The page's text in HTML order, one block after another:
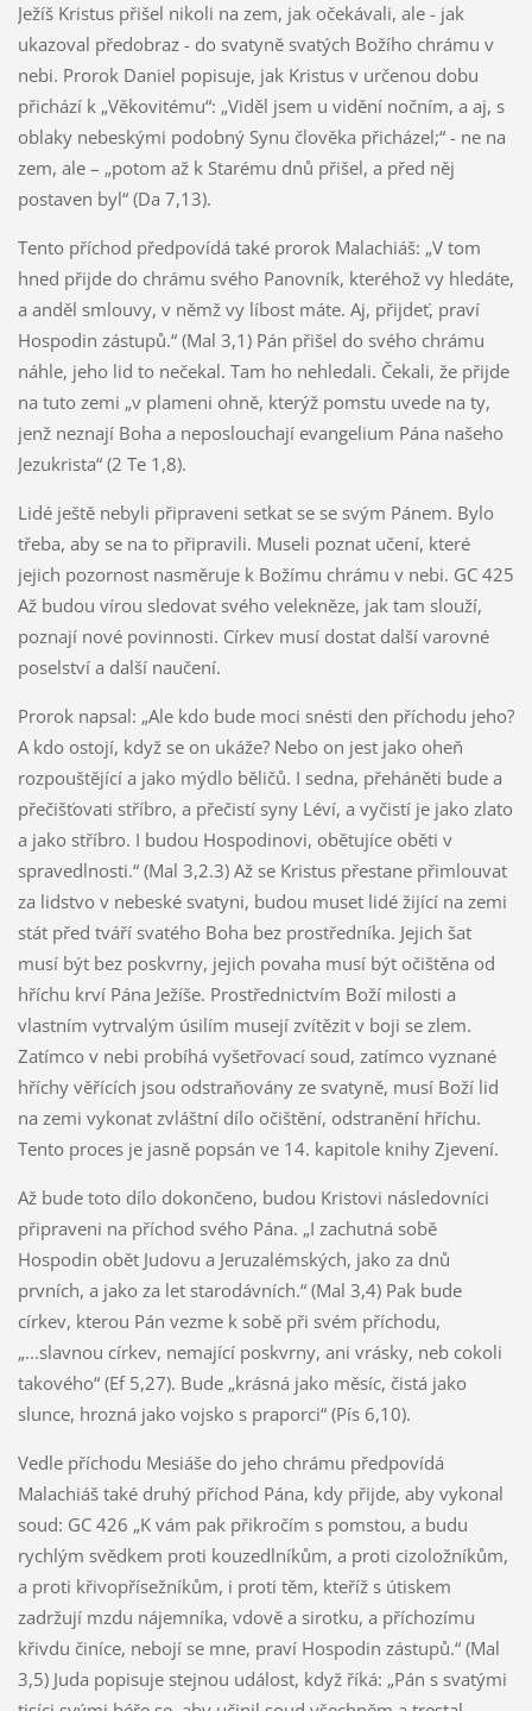
Ježíš Kristus přišel nikoli na zem, jak očekávali, ale - jak
ukazoval předobraz - do svatyně svatých Božího chrámu v
nebi. Prorok Daniel popisuje, jak Kristus v určenou dobu
přichází k „Věkovitému“: „Viděl jsem u vidění nočním, a aj, s
oblaky nebeskými podobný Synu člověka přicházel;“ - ne na
zem, ale – „potom až k Starému dnů přišel, a před něj
postaven byl“ (Da 7,13).
Tento příchod předpovídá také prorok Malachiáš: „V tom
hned přijde do chrámu svého Panovník, kteréhož vy hledáte,
a anděl smlouvy, v němž vy líbost máte. Aj, přijdeť, praví
Hospodin zástupů.“ (Mal 3,1) Pán přišel do svého chrámu
náhle, jeho lid to nečekal. Tam ho nehledali. Čekali, že přijde
na tuto zemi „v plameni ohně, kterýž pomstu uvede na ty,
jenž neznají Boha a neposlouchají evangelium Pána našeho
Jezukrista“ (2 Te 1,8).
Lidé ještě nebyli připraveni setkat se se svým Pánem. Bylo
třeba, aby se na to připravili. Museli poznat učení, které
jejich pozornost nasměruje k Božímu chrámu v nebi. GC 425
Až budou vírou sledovat svého velekněze, jak tam slouží,
poznají nové povinnosti. Církev musí dostat další varovné
poselství a další naučení.
Prorok napsal: „Ale kdo bude moci snésti den příchodu jeho?
A kdo ostojí, když se on ukáže? Nebo on jest jako oheň
rozpouštějící a jako mýdlo běličů. I sedna, přeháněti bude a
přečišťovati stříbro, a přečistí syny Léví, a vyčistí je jako zlato
a jako stříbro. I budou Hospodinovi, obětujíce oběti v
spravedlnosti.“ (Mal 3,2.3) Až se Kristus přestane přimlouvat
za lidstvo v nebeské svatyni, budou muset lidé žijící na zemi
stát před tváří svatého Boha bez prostředníka. Jejich šat
musí být bez poskvrny, jejich povaha musí být očištěna od
hříchu krví Pána Ježíše. Prostřednictvím Boží milosti a
vlastním vytrvalým úsilím musejí zvítězit v boji se zlem.
Zatímco v nebi probíhá vyšetřovací soud, zatímco vyznané
hříchy věřících jsou odstraňovány ze svatyně, musí Boží lid
na zemi vykonat zvláštní dílo očištění, odstranění hříchu.
Tento proces je jasně popsán ve 14. kapitole knihy Zjevení.
Až bude toto dílo dokončeno, budou Kristovi následovníci
připraveni na příchod svého Pána. „I zachutná sobě
Hospodin obět Judovu a Jeruzalémských, jako za dnů
prvních, a jako za let starodávních.“ (Mal 3,4) Pak bude
církev, kterou Pán vezme k sobě při svém příchodu,
„...slavnou církev, nemající poskvrny, ani vrásky, neb cokoli
takového“ (Ef 5,27). Bude „krásná jako měsíc, čistá jako
slunce, hrozná jako vojsko s praporci“ (Pís 6,10).
Vedle příchodu Mesiáše do jeho chrámu předpovídá
Malachiáš také druhý příchod Pána, kdy přijde, aby vykonal
soud: GC 426 „K vám pak přikročím s pomstou, a budu
rychlým svědkem proti kouzedlníkům, a proti cizoložníkům,
a proti křivopřísežníkům, i proti těm, kteříž s útiskem
zadržují mzdu nájemníka, vdově a sirotku, a příchozímu
křivdu činíce, nebojí se mne, praví Hospodin zástupů.“ (Mal
3,5) Juda popisuje stejnou událost, když říká: „Pán s svatými